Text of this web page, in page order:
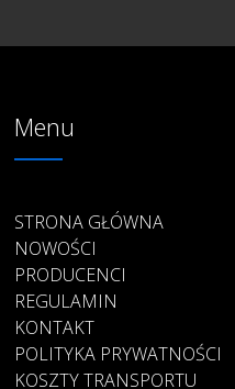
Menu
STRONA GŁÓWNA
NOWOŚCI
PRODUCENCI
REGULAMIN
KONTAKT
POLITYKA PRYWATNOŚCI
KOSZTY TRANSPORTU